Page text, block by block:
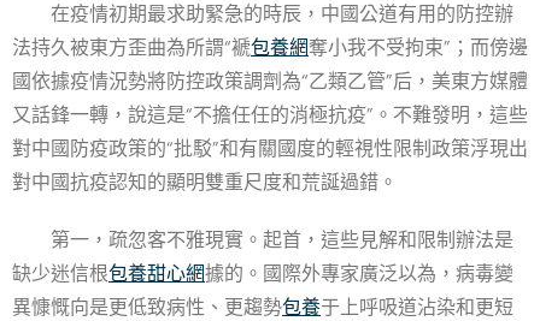
在疫情初期最求助緊急的時辰，中國公道有用的防控辦
法持久被東方歪曲為所謂“褫包養網奪小我不受拘束”；而傍邊
國依據疫情況勢將防控政策調劑為“乙類乙管”后，美東方媒體
又話鋒一轉，說這是“不擔任任的消極抗疫”。不難發明，這些
對中國防疫政策的“批駁”和有關國度的輕視性限制政策浮現出
對中國抗疫認知的顯明雙重尺度和荒誕過錯。
第一，疏忽客不雅現實。起首，這些見解和限制辦法是
缺少迷信根包養甜心網據的。國際外專家廣泛以為，病毒變
異慷慨向是更低致病性、更趨勢包養于上呼吸道沾染和更短